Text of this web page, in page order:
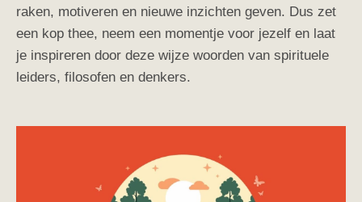
raken, motiveren en nieuwe inzichten geven. Dus zet
een kop thee, neem een momentje voor jezelf en laat
je inspireren door deze wijze woorden van spirituele
leiders, filosofen en denkers.